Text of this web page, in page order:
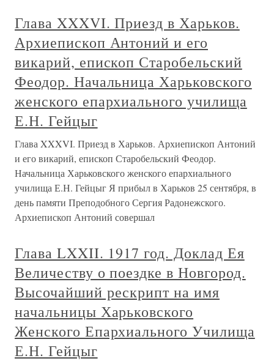
Глава XXXVI. Приезд в Харьков.
Архиепископ Антоний и его
викарий, епископ Старобельский
Феодор. Начальница Харьковского
женского епархиального училища
Е.Н. Гейцыг
Глава XXXVI. Приезд в Харьков. Архиепископ Антоний
и его викарий, епископ Старобельский Феодор.
Начальница Харьковского женского епархиального
училища Е.Н. Гейцыг Я прибыл в Харьков 25 сентября, в
день памяти Преподобного Сергия Радонежского.
Архиепископ Антоний совершал
Глава LXXII. 1917 год. Доклад Ея
Величеству о поездке в Новгород.
Высочайший рескрипт на имя
начальницы Харьковского
Женского Епархиального Училища
Е.Н. Гейцыг